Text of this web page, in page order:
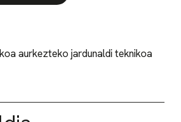
aurkezteko jardunaldi teknikoa